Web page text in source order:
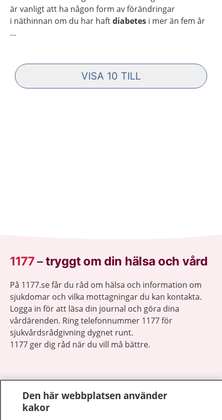
är vanligt att ha någon form av förändringar
i näthinnan om du har haftdiabetes i mer än fem år
...
VISA 10 TILL
10 FLER TRÄFFAR INLÄSTA. VISAR
1177–tryggt om din hälsa och vård
På 1177.se får du råd om hälsa och information om
sjukdomar och vilka mottagningar du kan kontakta.
Logga in för att läsa din journal och göra dina
vårdärenden. Ring telefonnummer 1177 för
sjukvårdsrådgivning dygnet runt.
1177 ger dig råd när du vill må bättre.
1177 på flera språk
Den här webbplatsen använder
kakor